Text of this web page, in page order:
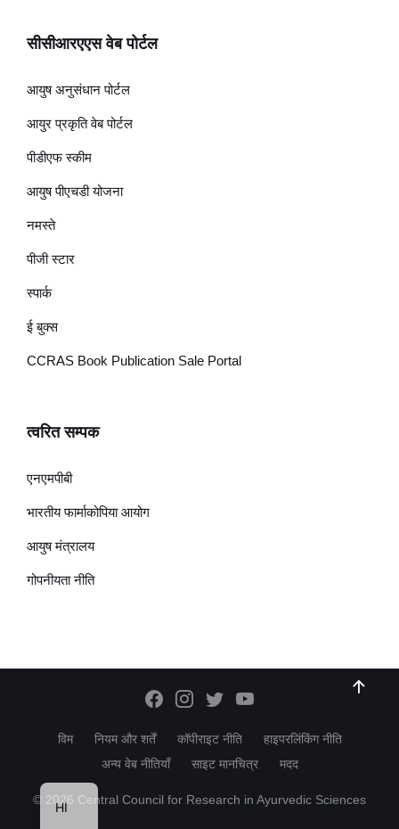
सीसीआरएएस वेब पोर्टल
आयुष अनुसंधान पोर्टल
आयुर प्रकृति वेब पोर्टल
पीडीएफ स्कीम
आयुष पीएचडी योजना
नमस्ते
पीजी स्टार
स्पार्क
ई बुक्स
CCRAS Book Publication Sale Portal
त्वरित सम्पक
एनएमपीबी
भारतीय फार्माकोपिया आयोग
आयुष मंत्रालय
गोपनीयता नीति
विम नियम और शर्तें कॉपीराइट नीति
हाइपरलिंकिंग नीति
अन्य वेब नीतियाँ
साइट मानचित्र मदद
© 2026 Central Council for Research in Ayurvedic Sciences
HI